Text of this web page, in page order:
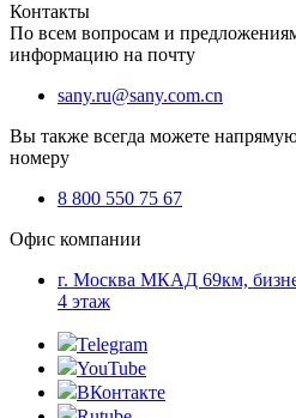
Контакты
По всем вопросам и
информацию на почту
sany.ru@sany.com.cn
Вы также всегда можете
номеру
8 800 550 75 67
Офис компании
г. Москва МКАД 69км,
4 этаж
Telegram
YouTube
ВКонтакте